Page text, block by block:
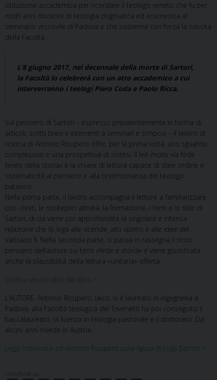
istituzione accademica per ricordare il teologo veneto che fu per
molti anni docente di teologia dogmatica ed ecumenica al
seminario vescovile di Padova e che sostenne con forza la nascita
della Facoltà.
L’8 giugno 2017, nel decennale della morte di Sartori,
la Facoltà lo celebrerà con un atto accademico a cui
interverranno i teologi Piero Coda e Paolo Ricca.
Sul pensiero di Sartori – espresso prevalentemente in forma di
articoli, scritti brevi e interventi a seminari e simposi – il lavoro di
ricerca di Antonio Ricupero offre, per la prima volta, uno sguardo
complessivo e una prospettiva di sintesi. Il leit-motiv «la fede
lievito della storia» è la chiave di lettura capace di dare ordine e
sistematicità al pensiero e alla testimonianza del teologo
patavino.
Nella prima parte, il lavoro accompagna il lettore a familiarizzare
con i testi, le molteplici attività, la formazione, i temi e lo stile di
Sartori, di cui viene poi approfondita la singolare e intensa
relazione che lo lega alle vicende, allo spirito e alle idee del
Vaticano II. Nella seconda parte, si passa in rassegna il ricco
pensiero dell’autore sui temi «fede e storia» e viene giustificata
anche la plausibilità della lettura «unitaria» offerta.
Scarica un estratto del libro >
L’AUTORE. Antonio Ricupero, laico, si è laureato in ingegneria a
Padova; alla Facoltà teologica del Triveneto ha poi conseguito il
baccalaureato, la licenza in teologia pastorale e il dottorato. Da
alcuni anni risiede in Austria.
Leggi l’intervista ad Antonio Ricupero sulla figura di Luigi Sartori >
condividi su